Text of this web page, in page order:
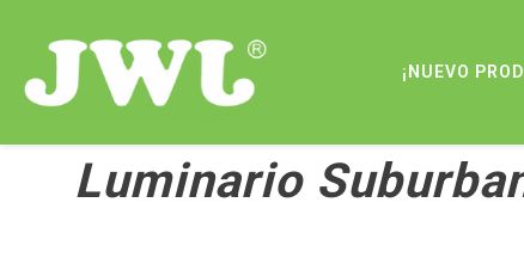
¡NUEVO
Luminario